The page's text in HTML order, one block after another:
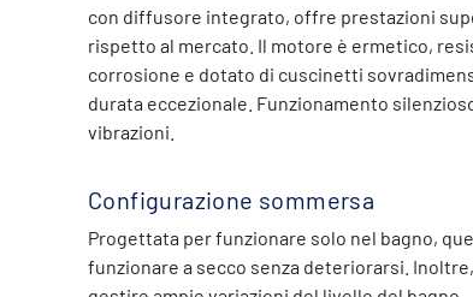
con diffusore integrato, offre prestazioni
rispetto al mercato. Il motore è ermetico,
corrosione e dotato di cuscinetti
durata eccezionale. Funzionamento
vibrazioni.
Configurazione sommersa
Progettata per funzionare solo nel bagno,
funzionare a secco senza deteriorarsi.